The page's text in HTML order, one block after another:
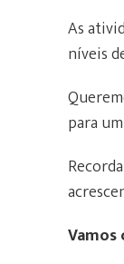
As
níveis
para
Vamos